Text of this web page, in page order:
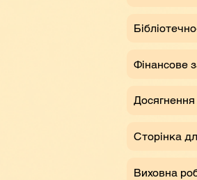
Фінансове
Сторінка
Виховна